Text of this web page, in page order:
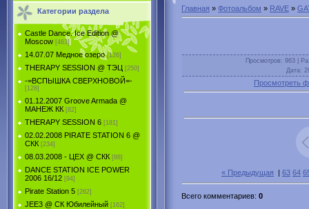
Категории раздела
Castle Dance. Ice Еdition @
Moscow [463]
14.07.07 Медное озеро [126]
THERAPY SESSION @ ТЭЦ [250]
-=ВСПЫШКА СВЕРХНОВОЙ=-
[128]
01.12.2007 Groove Armada @
МАНЕЖ КК [82]
THERAPY SESSION 6 [181]
02.02.2008 PIRATE STATION 6 @
СКК [234]
08.03.2008 - ЦЕХ @ СКК [88]
DANCE STATION ICE POWER
2006 16/12 [94]
Pirate Station 5 [262]
JEE3 @ СК Юбилейный [162]
Главная » Фотоальбом » RAVE »
Просмотров: 963 |
Дата :
Просмотреть
« Предыдущая | 63 64
Всего комментариев: 0